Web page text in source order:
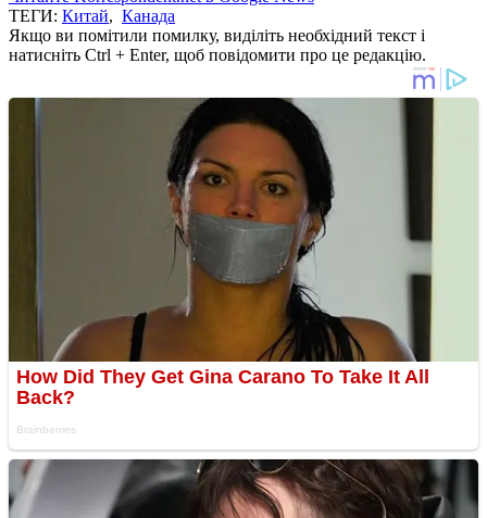
ТЕГИ: Китай, Канада
Якщо ви помітили помилку, виділіть необхідний текст і
натисніть Ctrl + Enter, щоб повідомити про це редакцію.